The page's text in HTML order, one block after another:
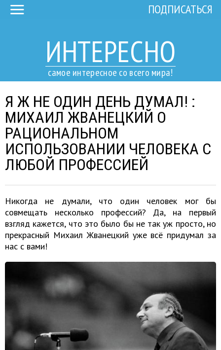
ИНТЕРЕСНО
самое интересное со всего мира!
ПОДПИСАТЬСЯ
Я Ж НЕ ОДИН ДЕНЬ ДУМАЛ! :
МИХАИЛ ЖВАНЕЦКИЙ О
РАЦИОНАЛЬНОМ
ИСПОЛЬЗОВАНИИ ЧЕЛОВЕКА С
ЛЮБОЙ ПРОФЕССИЕЙ
Никогда не думали, что один человек мог бы
совмещать несколько профессий? Да, на первый
взгляд кажется, что это было бы не так уж просто, но
прекрасный Михаил Жванецкий уже всё придумал за
нас с вами!